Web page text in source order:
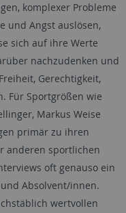
komplexer Probleme
und Angst auslösen,
sich auf ihre Werte
nachzudenken und
Gerechtigkeit,
Für Sportgrößen wie
Markus Weise
primär zu ihren
anderen sportlichen
oft genauso ein
Absolvent/innen.
wertvollen